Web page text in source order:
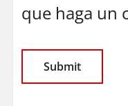
que haga un